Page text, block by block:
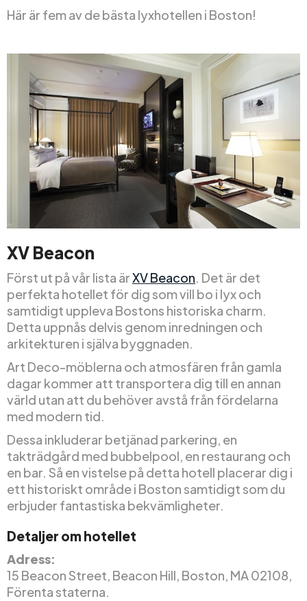
Här är fem av de bästa lyxhotellen i Boston!
XV Beacon
Först ut på vår lista ärXV Beacon. Det är det
perfekta hotellet för dig som vill bo i lyx och
samtidigt uppleva Bostons historiska charm.
Detta uppnås delvis genom inredningen och
arkitekturen i själva byggnaden.
Art Deco-möblerna och atmosfären från gamla
dagar kommer att transportera dig till en annan
värld utan att du behöver avstå från fördelarna
med modern tid.
Dessa inkluderar betjänad parkering, en
takträdgård med bubbelpool, en restaurang och
en bar. Så en vistelse på detta hotell placerar dig i
ett historiskt område i Boston samtidigt som du
erbjuder fantastiska bekvämligheter.
Detaljer om hotellet
Adress:
15 Beacon Street, Beacon Hill, Boston, MA 02108,
Förenta staterna.